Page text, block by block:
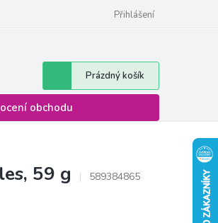
pro odstoupení od smlouvy
Přihlášení
Nákupní
košík
Prázdný košík
obchodu
59 g
589384865